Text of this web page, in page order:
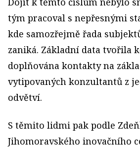
tým pracoval s nepřesnými
kde samozřejmě řada
zaniká. Základní data tvořila
doplňována kontakty na
vytipovaných konzultantů z
odvětví.
S těmito lidmi pak podle
Jihomoravského inovačního